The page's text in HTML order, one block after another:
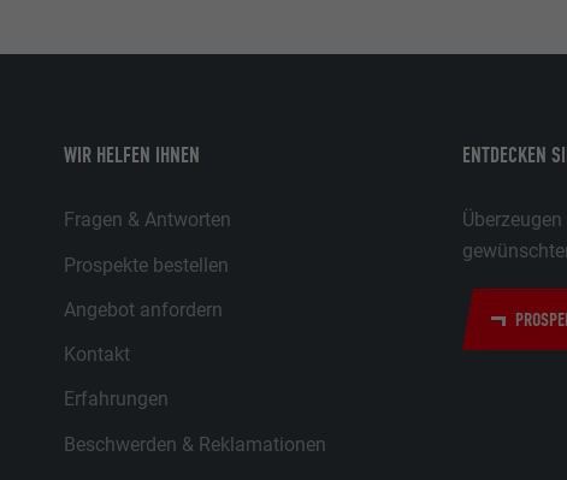
ENTDECKEN
WIR HELFEN IHNEN
Fragen & Antworten
Prospekte bestellen
Angebot anfordern
Kontakt
Erfahrungen
Beschwerden & Reklamationen